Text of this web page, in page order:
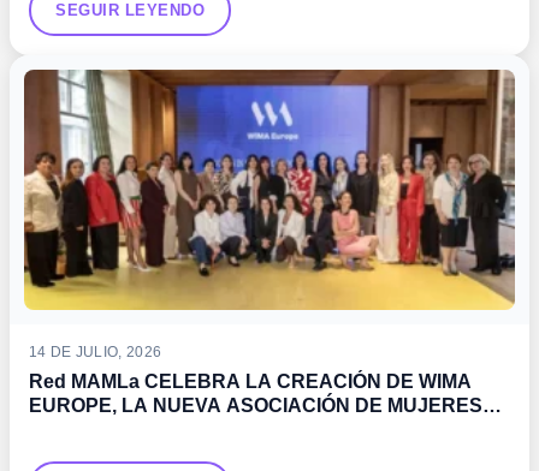
SEGUIR LEYENDO
14 DE JULIO, 2026
Red MAMLa CELEBRA LA CREACIÓN DE WIMA
EUROPE, LA NUEVA ASOCIACIÓN DE MUJERES